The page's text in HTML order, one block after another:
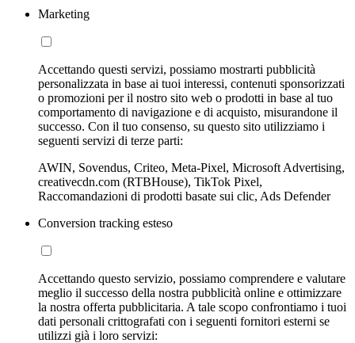
Marketing
Accettando questi servizi, possiamo mostrarti pubblicità
personalizzata in base ai tuoi interessi, contenuti sponsorizzati
o promozioni per il nostro sito web o prodotti in base al tuo
comportamento di navigazione e di acquisto, misurandone il
successo. Con il tuo consenso, su questo sito utilizziamo i
seguenti servizi di terze parti:
AWIN, Sovendus, Criteo, Meta-Pixel, Microsoft Advertising,
creativecdn.com (RTBHouse), TikTok Pixel,
Raccomandazioni di prodotti basate sui clic, Ads Defender
Conversion tracking esteso
Accettando questo servizio, possiamo comprendere e valutare
meglio il successo della nostra pubblicità online e ottimizzare
la nostra offerta pubblicitaria. A tale scopo confrontiamo i tuoi
dati personali crittografati con i seguenti fornitori esterni se
utilizzi già i loro servizi: